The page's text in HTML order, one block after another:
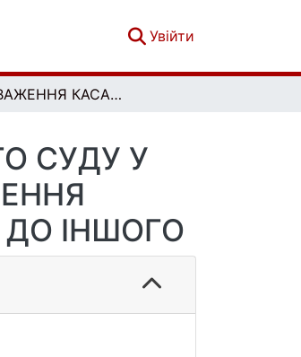
Увійти
ПОВНОВАЖЕННЯ КАСАЦІЙНОГО КРИМІНАЛЬНОГО СУДУ У СКЛАДІ ВЕРХОВНОГО СУДУ ЩОДО НАПРАВЛЕННЯ КРИМІНАЛЬНОГО ПРОВАДЖЕННЯ З ОДНОГО СУДУ ДО ІНШОГО
СУДУ У
ІНШОГО